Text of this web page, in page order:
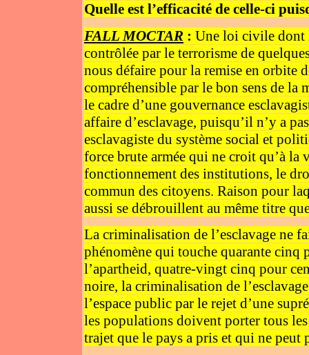
Quelle est l’efficacité de celle-ci
FALL MOCTAR : Une loi civile dont
contrôlée par le terrorisme de
nous défaire pour la remise en orbite
compréhensible par le bon sens de la
le cadre d’une gouvernance
affaire d’esclavage, puisqu’il n’y a
esclavagiste du système social et
force brute armée qui ne croit qu’à
fonctionnement des institutions, le
commun des citoyens. Raison pour
aussi se débrouillent au même titre
La criminalisation de l’esclavage ne
phénomène qui touche quarante cinq
l’apartheid, quatre-vingt cinq pour
noire, la criminalisation de
l’espace public par le rejet d’une
les populations doivent porter tous
trajet que le pays a pris et qui ne peut